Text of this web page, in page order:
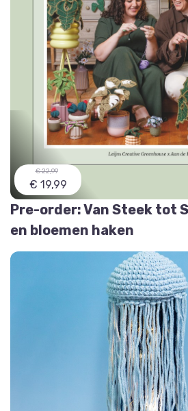
€ 22,99
€ 19,99
Pre-order: Van Steek tot
en bloemen haken